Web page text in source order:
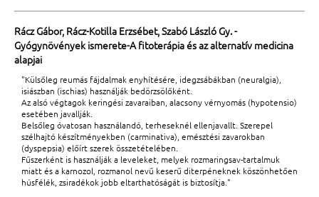
Rácz Gábor, Rácz-Kotilla Erzsébet, Szabó László Gy. -
Gyógynövények ismerete-A fitoterápia és az alternatív medicina
alapjai
"Külsőleg reumás fájdalmak enyhítésére, idegzsábákban (neuralgia),
isiászban (ischias) használják bedörzsölőként.
Az alsó végtagok keringési zavaraiban, alacsony vérnyomás (hypotensio)
esetében javallják.
Belsőleg óvatosan használandó, terheseknél ellenjavallt. Szerepel
szélhajtó készítményekben (carminativa), emésztési zavarokban
(dyspepsia) előírt szerek összetételében.
Fűszerként is használják a leveleket, melyek rozmaringsav-tartalmuk
miatt és a karnozol, rozmanol nevű keserű diterpéneknek köszönhetően
húsfélék, zsiradékok jobb eltarthatóságát is biztosítja."